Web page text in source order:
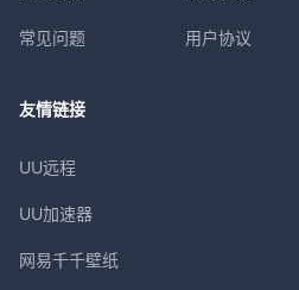
常见问题 用户协议
友情链接
UU远程
UU加速器
网易千千壁纸